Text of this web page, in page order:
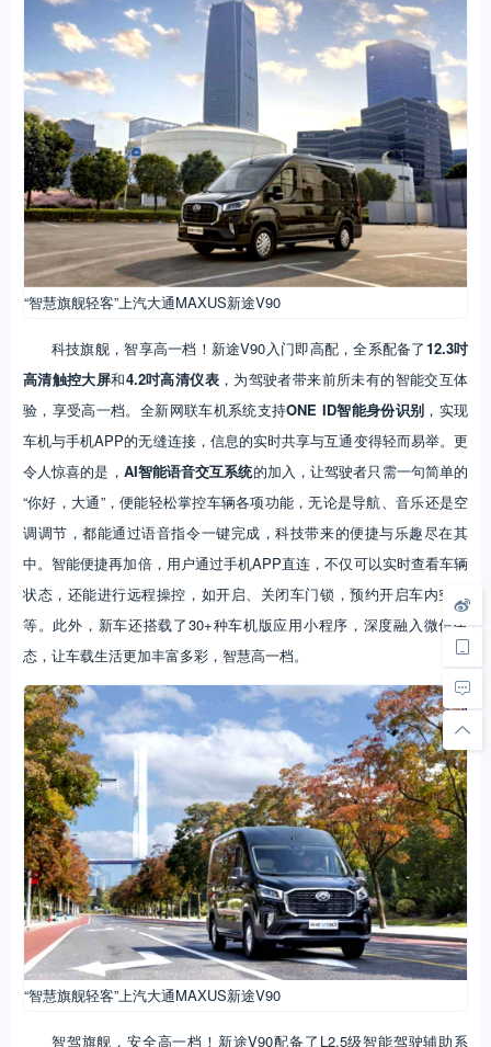
“智慧旗舰轻客”上汽大通MAXUS新途V90
科技旗舰，智享高一档！新途V90入门即高配，全系配备了12.3吋
高清触控大屏和4.2吋高清仪表，为驾驶者带来前所未有的智能交互体
验，享受高一档。全新网联车机系统支持ONE ID智能身份识别 ，实现
车机与手机APP的无缝连接，信息的实时共享与互通变得轻而易举。更
令人惊喜的是， AI智能语音交互系统的加入，让驾驶者只需一句简单的
“你好，大通”，便能轻松掌控车辆各项功能，无论是导航、音乐还是空
调调节，都能通过语音指令一键完成，科技带来的便捷与乐趣尽在其
中。智能便捷再加倍，用户通过手机APP直连，不仅可以实时查看车辆
状态，还能进行远程操控，如开启、关闭车门锁，预约开启车内空调
等。此外，新车还搭载了30+种车机版应用小程序，深度融入微信生
态，让车载生活更加丰富多彩，智慧高一档。
“智慧旗舰轻客”上汽大通MAXUS新途V90
智驾旗舰，安全高一档！新途V90配备了L2.5级智能驾驶辅助系